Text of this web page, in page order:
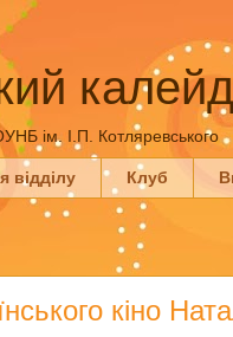
ім. І.П. Котляревського
відділу Клуб
кіно